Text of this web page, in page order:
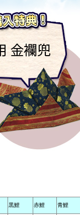
黒鯉 赤鯉 青鯉